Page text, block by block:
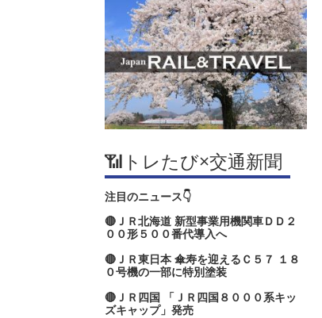
📶トレたび×交通新聞
注目のニュース👇
🔴ＪＲ北海道 新型事業用機関車ＤＤ２
００形５００番代導入へ
🔴ＪＲ東日本 傘寿を迎えるＣ５７ １８
０号機の一部に特別塗装
🔴ＪＲ四国 「ＪＲ四国８０００系キッ
ズキャップ」発売